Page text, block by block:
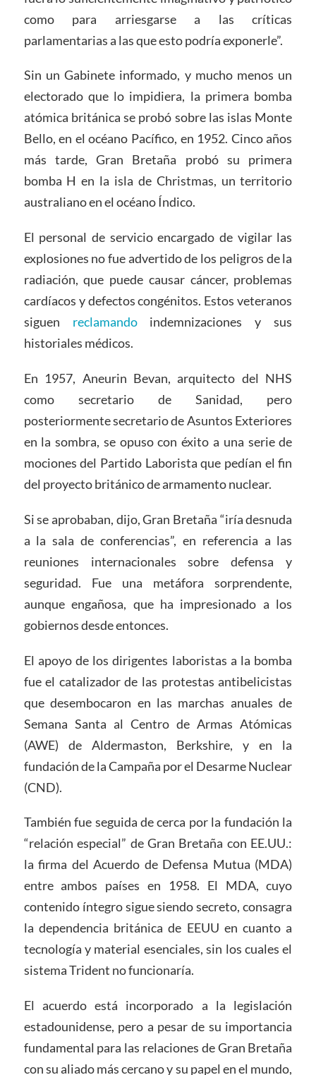
como para arriesgarse a las críticas
parlamentarias a las que esto podría exponerle”.
Sin un Gabinete informado, y mucho menos un
electorado que lo impidiera, la primera bomba
atómica británica se probó sobre las islas Monte
Bello, en el océano Pacífico, en 1952. Cinco años
más tarde, Gran Bretaña probó su primera
bomba H en la isla de Christmas, un territorio
australiano en el océano Índico.
El personal de servicio encargado de vigilar las
explosiones no fue advertido de los peligros de la
radiación, que puede causar cáncer, problemas
cardíacos y defectos congénitos. Estos veteranos
siguen reclamandoindemnizaciones y sus
historiales médicos.
En 1957, Aneurin Bevan, arquitecto del NHS
como secretario de Sanidad, pero
posteriormente secretario de Asuntos Exteriores
en la sombra, se opuso con éxito a una serie de
mociones del Partido Laborista que pedían el fin
del proyecto británico de armamento nuclear.
Si se aprobaban, dijo, Gran Bretaña “iría desnuda
a la sala de conferencias”, en referencia a las
reuniones internacionales sobre defensa y
seguridad. Fue una metáfora sorprendente,
aunque engañosa, que ha impresionado a los
gobiernos desde entonces.
El apoyo de los dirigentes laboristas a la bomba
fue el catalizador de las protestas antibelicistas
que desembocaron en las marchas anuales de
Semana Santa al Centro de Armas Atómicas
(AWE) de Aldermaston, Berkshire, y en la
fundación de la Campaña por el Desarme Nuclear
(CND).
También fue seguida de cerca por la fundación la
“relación especial” de Gran Bretaña con EE.UU.:
la firma del Acuerdo de Defensa Mutua (MDA)
entre ambos países en 1958. El MDA, cuyo
contenido íntegro sigue siendo secreto, consagra
la dependencia británica de EEUU en cuanto a
tecnología y material esenciales, sin los cuales el
sistema Trident no funcionaría.
El acuerdo está incorporado a la legislación
estadounidense, pero a pesar de su importancia
fundamental para las relaciones de Gran Bretaña
con su aliado más cercano y su papel en el mundo,